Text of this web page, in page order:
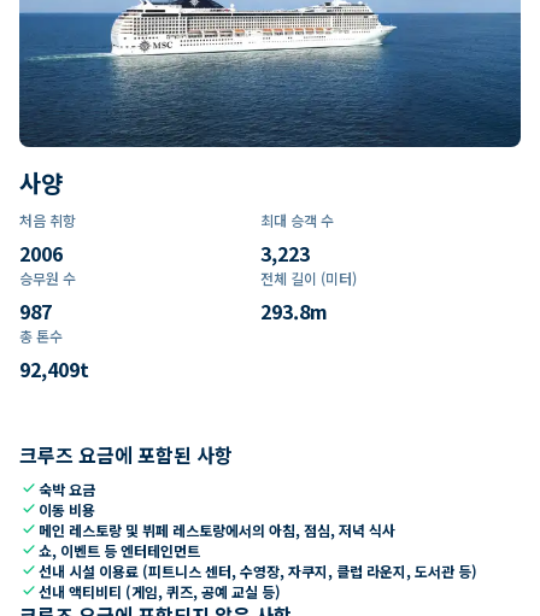
사양
처음 취항
2006
최대 승객 수
3,223
승무원 수
987
전체 길이 (미터)
293.8m
총 톤수
92,409t
크루즈 요금에 포함된 사항
check숙박 요금
check 이동 비용
check 메인 레스토랑 및 뷔페 레스토랑에서의 아침, 점심, 저녁 식사
check쇼, 이벤트 등 엔터테인먼트
check선내 시설 이용료 (피트니스 센터, 수영장, 자쿠지, 클럽 라운지, 도서관 등)
check선내 액티비티 (게임, 퀴즈, 공예 교실 등)